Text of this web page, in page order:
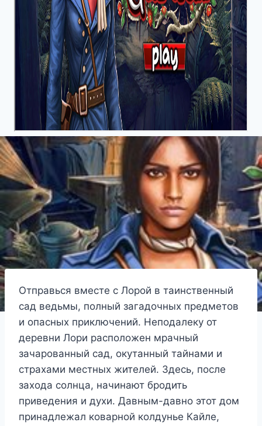
Отправься вместе с Лорой в таинственный
сад ведьмы, полный загадочных предметов
и опасных приключений. Неподалеку от
деревни Лори расположен мрачный
зачарованный сад, окутанный тайнами и
страхами местных жителей. Здесь, после
захода солнца, начинают бродить
приведения и духи. Давным-давно этот дом
принадлежал коварной колдунье Кайле,